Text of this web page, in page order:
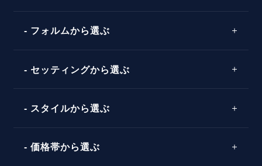
婚約指輪マッチング診断
タイミング
言葉
プラチナ
コンビネーション
フォルムから選ぶ
ストレートライン
セッティングから選ぶ
ソリテール
スタイルから選ぶ
シンプル
価格帯から選ぶ